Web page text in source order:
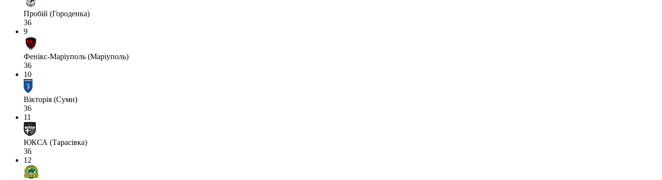
Пробій (Городенка)
36
9
Фенікс-Маріуполь (Маріуполь)
36
10
Вікторія (Суми)
36
11
ЮКСА (Тарасівка)
36
12